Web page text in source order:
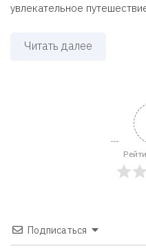
увлекательное
Читать далее
Подписаться